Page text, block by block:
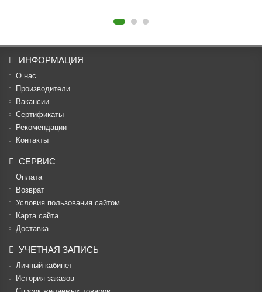
ИНФОРМАЦИЯ
О нас
Производители
Вакансии
Cертификаты
Рекомендации
Контакты
СЕРВИС
Оплата
Возврат
Условия пользования сайтом
Карта сайта
Доставка
УЧЕТНАЯ ЗАПИСЬ
Личный кабинет
История заказов